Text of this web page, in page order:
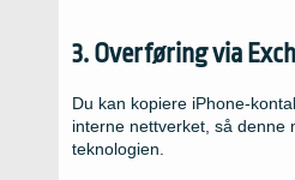
3. Overføring via
Du kan kopiere iPhone-
interne nettverket, så denne
teknologien.